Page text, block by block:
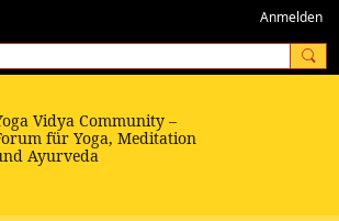
Anmelden